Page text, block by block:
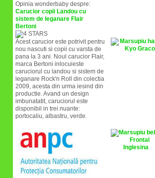
Opinia wonderbaby despre:
Carucior copii Landou cu
sistem de leganare Flair
Bertoni
Acest carucior este potrivit pentru
nou nascuti si copii cu varsta de
pana la 3 ani. Noul carucior Flair,
marca Bertoni inlocuieste
caruciorul cu landou si sistem de
leganare Rock'n Roll din colectia
2009, acesta din urma iesind din
productie. Avand un design
imbunatatit, caruciorul este
disponibil in trei nuante:
portocaliu, albastru, verde.